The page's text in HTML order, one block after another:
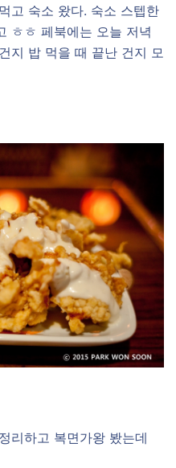
고 숙소 왔다. 숙소 스텝한
ㅎㅎ 페북에는 오늘 저녁
지 밥 먹을 때 끝난 건지 모
리하고 복면가왕 봤는데